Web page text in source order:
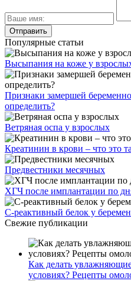
Популярные статьи
Высыпания на коже у
Признаки замершей
определить?
Ветряная оспа у взрослых
Креатинин в крови – что это
Предвестники месячных
ХГЧ после имплантации по
С-реактивный белок у
Свежие публикации
Как делать
условиях? Рецепты